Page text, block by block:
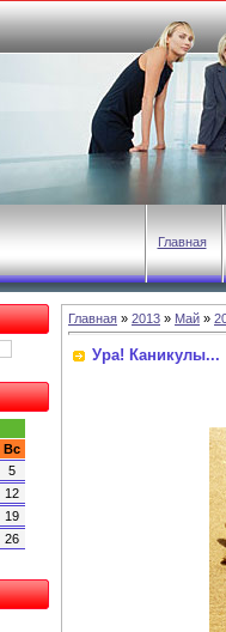
Главная
Вс
5
12
19
26
Главная » 2013 » Май »
Ура! Каникулы...